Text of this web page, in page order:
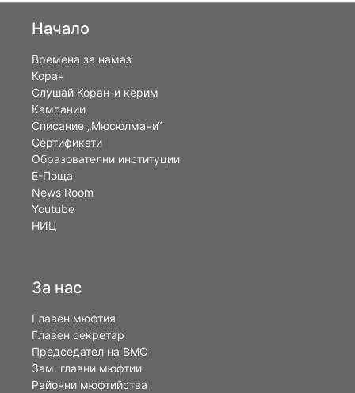
Начало
Времена за намаз
Коран
Слушай Коран-и керим
Кампании
Списание „Мюсюлмани“
Сертификати
Образователни институции
Е-Поща
News Room
Youtube
НИЦ
За нас
Главен мюфтия
Главен секретар
Председател на ВМС
Зам. главни мюфтии
Районни мюфтийства